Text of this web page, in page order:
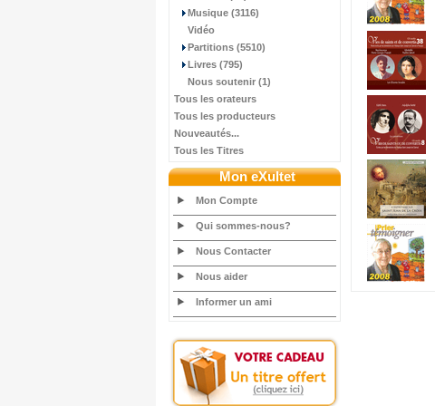
Musique (3116)
Vidéo
Partitions (5510)
Livres (795)
Nous soutenir (1)
Tous les orateurs
Tous les producteurs
Nouveautés...
Tous les Titres
Mon eXultet
Mon Compte
Qui sommes-nous?
Nous Contacter
Nous aider
Informer un ami